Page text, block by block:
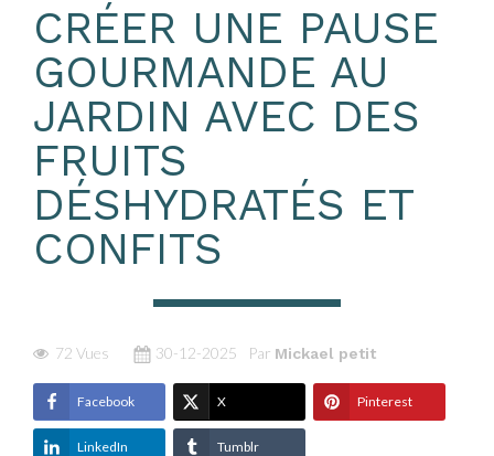
CRÉER UNE PAUSE
GOURMANDE AU
JARDIN AVEC DES
FRUITS
DÉSHYDRATÉS ET
CONFITS
72 Vues 30-12-2025 Par Mickael petit
Facebook X Pinterest
LinkedIn Tumblr